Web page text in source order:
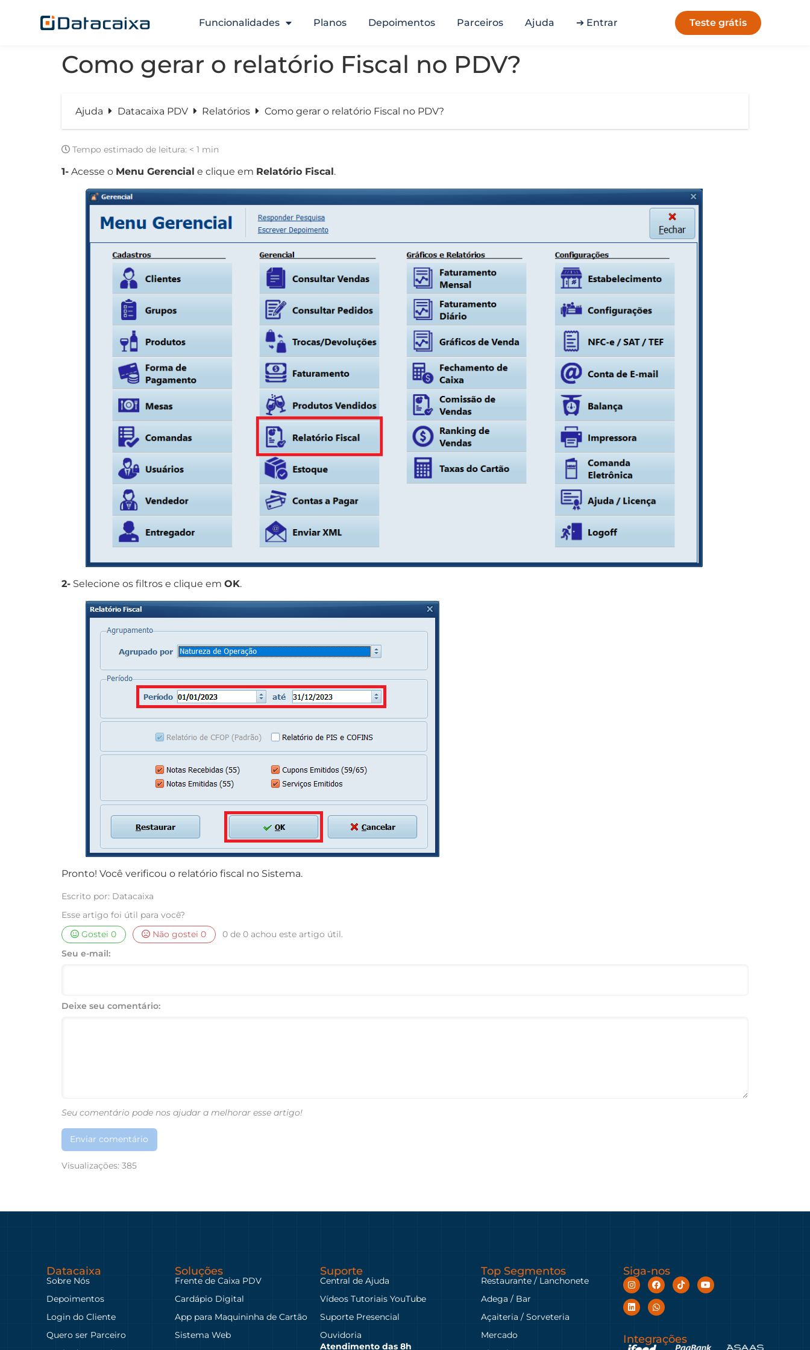
Funcionalidades Planos Depoimentos Parceiros Ajuda ➔ Entrar Teste grátis
Como gerar o relatório Fiscal no PDV?
Ajuda Datacaixa PDV Relatórios Como gerar o relatório Fiscal no PDV?
Tempo estimado de leitura: < 1 min
1- Acesse o Menu Gerencial e clique em Relatório Fiscal.
2- Selecione os filtros e clique em OK.
Pronto! Você verificou o relatório fiscal no Sistema.
Escrito por: Datacaixa
Esse artigo foi útil para você?
Gostei0 Não gostei0
0 de 0 achou este artigo útil.
Seu e-mail:
Deixe seu comentário:
Seu comentário pode nos ajudar a melhorar esse artigo!
Enviar comentário
Visualizações: 385
Datacaixa
Sobre Nós
Depoimentos
Login do Cliente
Quero ser Parceiro
Soluções
Frente de Caixa PDV
Cardápio Digital
App para Maquininha de Cartão
Sistema Web
Suporte
Central de Ajuda
Vídeos Tutoriais YouTube
Suporte Presencial
Ouvidoria
Atendimento das 8h
Top Segmentos
Restaurante / Lanchonete
Adega / Bar
Açaiteria / Sorveteria
Mercado
Siga-nos
Integrações